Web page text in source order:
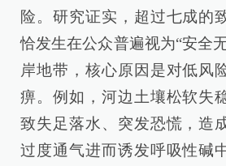
险。研究证实，超过七成的
恰发生在公众普遍视为“安全
岸地带，核心原因是对低风
痹。例如，河边土壤松软失
致失足落水、突发恐慌，造
过度通气进而诱发呼吸性碱